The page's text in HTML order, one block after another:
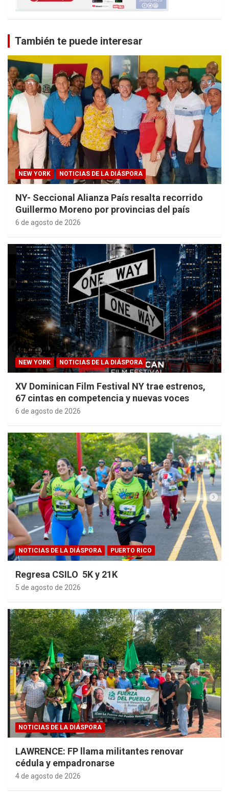
También te puede interesar
NEW YORK NOTICIAS DE LA DIÁSPORA
NY- Seccional Alianza País resalta recorrido
Guillermo Moreno por provincias del país
6 de agosto de 2026
NEW YORK NOTICIAS DE LA DIÁSPORA
XV Dominican Film Festival NY trae estrenos,
67 cintas en competencia y nuevas voces
6 de agosto de 2026
NOTICIAS DE LA DIÁSPORA PUERTO RICO
Regresa CSILO 5K y 21K
5 de agosto de 2026
NOTICIAS DE LA DIÁSPORA
LAWRENCE: FP llama militantes renovar
cédula y empadronarse
4 de agosto de 2026